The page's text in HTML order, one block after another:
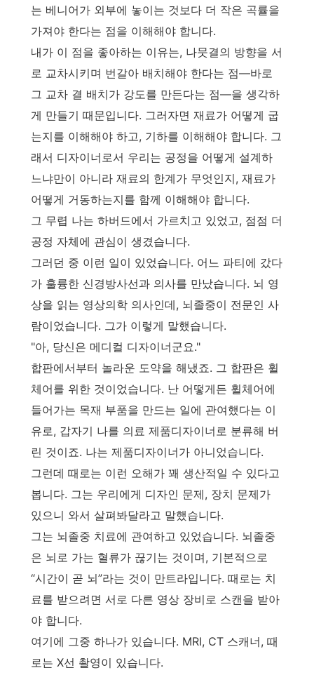
는 베니어가 외부에 놓이는 것보다 더 작은 곡률을
가져야 한다는 점을 이해해야 합니다.
내가 이 점을 좋아하는 이유는, 나뭇결의 방향을 서
로 교차시키며 번갈아 배치해야 한다는 점—바로
그 교차 결 배치가 강도를 만든다는 점—을 생각하
게 만들기 때문입니다. 그러자면 재료가 어떻게 굽
는지를 이해해야 하고, 기하를 이해해야 합니다. 그
래서 디자이너로서 우리는 공정을 어떻게 설계하
느냐만이 아니라 재료의 한계가 무엇인지, 재료가
어떻게 거동하는지를 함께 이해해야 합니다.
그 무렵 나는 하버드에서 가르치고 있었고, 점점 더
공정 자체에 관심이 생겼습니다.
그러던 중 이런 일이 있었습니다. 어느 파티에 갔다
가 훌륭한 신경방사선과 의사를 만났습니다. 뇌 영
상을 읽는 영상의학 의사인데, 뇌졸중이 전문인 사
람이었습니다. 그가 이렇게 말했습니다.
"아, 당신은 메디컬 디자이너군요."
합판에서부터 놀라운 도약을 해냈죠. 그 합판은 휠
체어를 위한 것이었습니다. 난 어떻게든 휠체어에
들어가는 목재 부품을 만드는 일에 관여했다는 이
유로, 갑자기 나를 의료 제품디자이너로 분류해 버
린 것이죠. 나는 제품디자이너가 아니었습니다.
그런데 때로는 이런 오해가 꽤 생산적일 수 있다고
봅니다. 그는 우리에게 디자인 문제, 장치 문제가
있으니 와서 살펴봐달라고 말했습니다.
그는 뇌졸중 치료에 관여하고 있었습니다. 뇌졸중
은 뇌로 가는 혈류가 끊기는 것이며, 기본적으로
“시간이 곧 뇌”라는 것이 만트라입니다. 때로는 치
료를 받으려면 서로 다른 영상 장비로 스캔을 받아
야 합니다.
여기에 그중 하나가 있습니다. MRI, CT 스캐너, 때
로는 X선 촬영이 있습니다.